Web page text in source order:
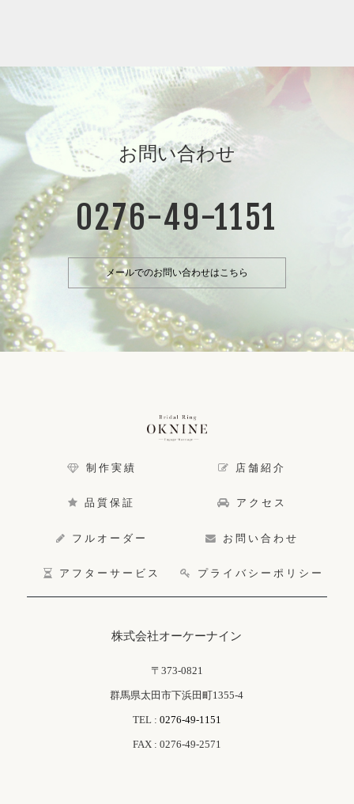
お問い合わせ
0276-49-1151
メールでのお問い合わせはこちら
制作実績
品質保証
フルオーダー
アフターサービス
店舗紹介
アクセス
お問い合わせ
プライバシーポリシー
株式会社オーケーナイン
〒373-0821
群馬県太田市下浜田町1355-4
TEL : 0276-49-1151
FAX : 0276-49-2571